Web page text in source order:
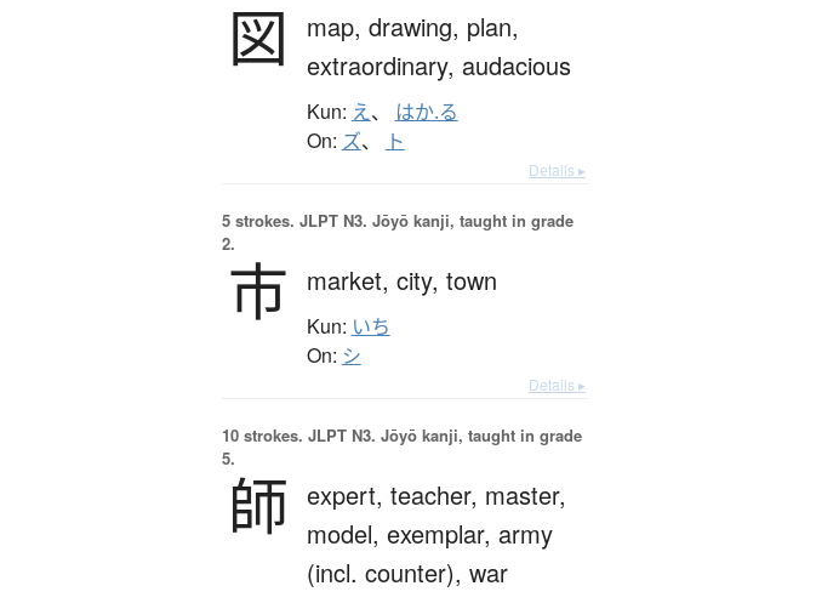
図 map, drawing, plan,
extraordinary, audacious
Kun: え、 はか.る
On: ズ、 ト
Details ▸
5 strokes. JLPT N3. Jōyō kanji, taught in grade
2.
市 market, city, town
Kun: いち
On: シ
Details ▸
10 strokes. JLPT N3. Jōyō kanji, taught in grade
5.
師 expert, teacher, master,
model, exemplar, army
(incl. counter), war